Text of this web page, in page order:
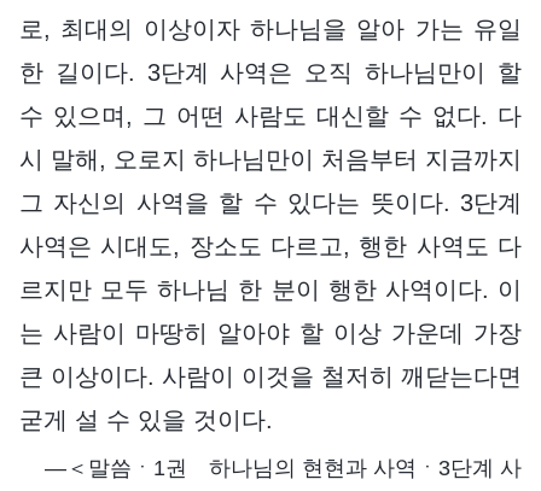
로, 최대의 이상이자 하나님을 알아 가는 유일
한 길이다. 3단계 사역은 오직 하나님만이 할
수 있으며, 그 어떤 사람도 대신할 수 없다. 다
시 말해, 오로지 하나님만이 처음부터 지금까지
그 자신의 사역을 할 수 있다는 뜻이다. 3단계
사역은 시대도, 장소도 다르고, 행한 사역도 다
르지만 모두 하나님 한 분이 행한 사역이다. 이
는 사람이 마땅히 알아야 할 이상 가운데 가장
큰 이상이다. 사람이 이것을 철저히 깨닫는다면
굳게 설 수 있을 것이다.
―＜말씀ㆍ1권 하나님의 현현과 사역ㆍ3단계 사